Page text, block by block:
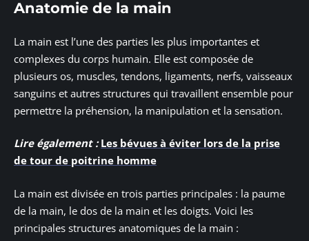
Anatomie de la main
La main est l’une des parties les plus importantes et
complexes du corps humain. Elle est composée de
plusieurs os, muscles, tendons, ligaments, nerfs, vaisseaux
sanguins et autres structures qui travaillent ensemble pour
permettre la préhension, la manipulation et la sensation.
Lire également : Les bévues à éviter lors de la prise
de tour de poitrine homme
La main est divisée en trois parties principales : la paume
de la main, le dos de la main et les doigts. Voici les
principales structures anatomiques de la main :